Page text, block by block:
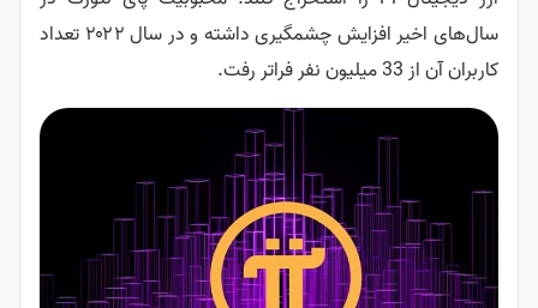
سال‌های اخیر افزایش چشمگیری داشته و در سال ۲۰۲۲ تعداد
کاربران آن از 33 میلیون نفر فراتر رفت.